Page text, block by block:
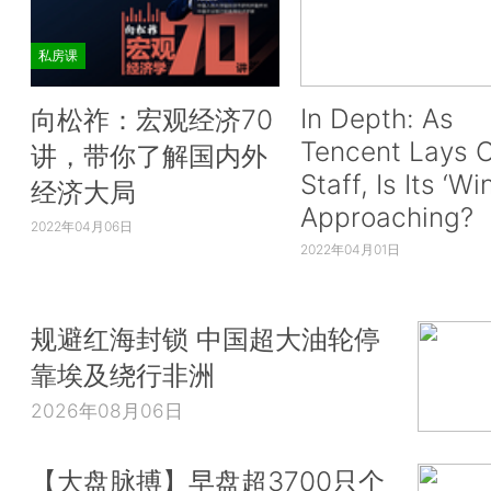
私房课
向松祚：宏观经济70
讲，带你了解国内外
经济大局
2022年04月06日
In Depth: As
Tencent Lays
Staff, Is Its
Approaching?
2022年04月01日
规避红海封锁 中国超大油轮停
靠埃及绕行非洲
2026年08月06日
【大盘脉搏】早盘超3700只个